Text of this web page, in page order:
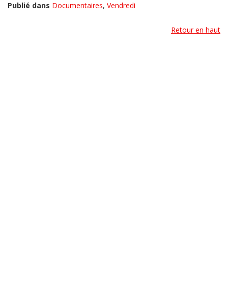
Publié dans Documentaires, Vendredi
Retour en haut